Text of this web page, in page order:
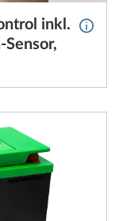
inkl.
Mer